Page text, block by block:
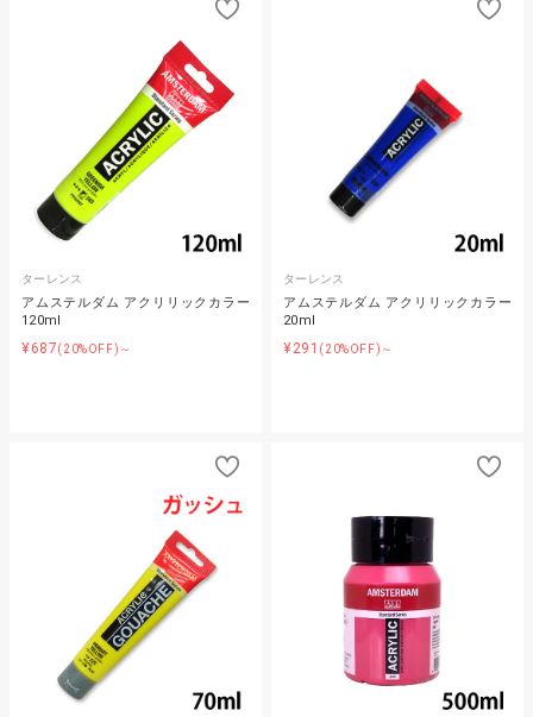
ターレンス
アムステルダム アクリリックカラー
120ml
¥687(20%OFF)～
ターレンス
アムステルダム アクリリックカラー
20ml
¥291 (20%OFF)～